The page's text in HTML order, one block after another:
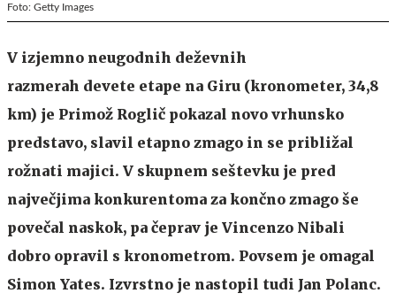
Foto: Getty Images
V izjemno neugodnih deževnih
razmerah devete etape na Giru (kronometer, 34,8
km) je Primož Roglič pokazal novo vrhunsko
predstavo, slavil etapno zmago in se približal
rožnati majici. V skupnem seštevku je pred
največjima konkurentoma za končno zmago še
povečal naskok, pa čeprav je Vincenzo Nibali
dobro opravil s kronometrom. Povsem je omagal
Simon Yates. Izvrstno je nastopil tudi Jan Polanc.